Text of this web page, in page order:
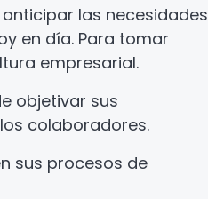
las necesidades
en día. Para tomar
empresarial.
objetivar sus
colaboradores.
sus procesos de